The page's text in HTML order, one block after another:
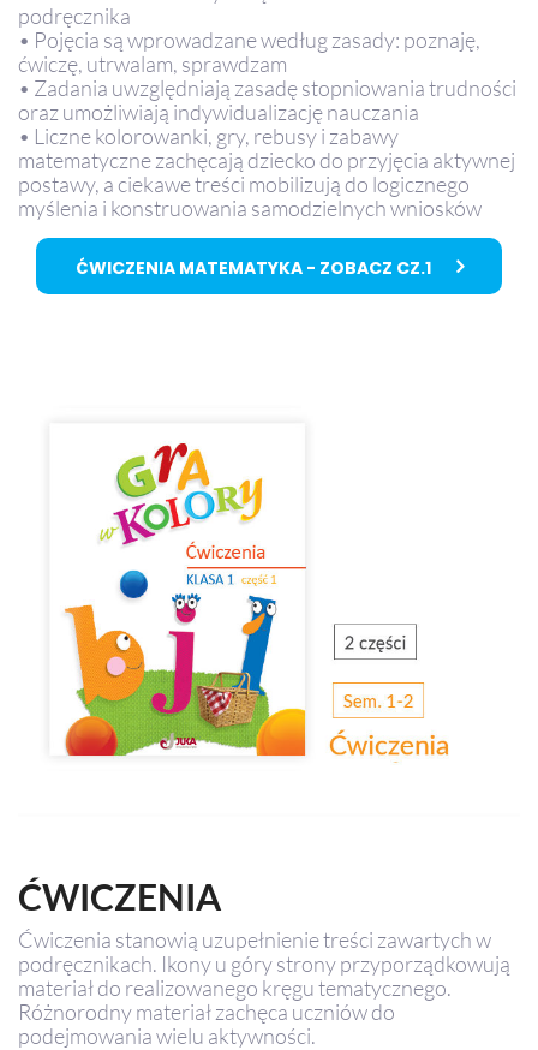
podręcznika
• Pojęcia są wprowadzane według zasady: poznaję,
ćwiczę, utrwalam, sprawdzam
• Zadania uwzględniają zasadę stopniowania trudności
oraz umożliwiają indywidualizację nauczania
• Liczne kolorowanki, gry, rebusy i zabawy
matematyczne zachęcają dziecko do przyjęcia aktywnej
postawy, a ciekawe treści mobilizują do logicznego
myślenia i konstruowania samodzielnych wniosków
ĆWICZENIA MATEMATYKA - ZOBACZ CZ.1
ĆWICZENIA
Ćwiczenia stanowią uzupełnienie treści zawartych w
podręcznikach. Ikony u góry strony przyporządkowują
materiał do realizowanego kręgu tematycznego.
Różnorodny materiał zachęca uczniów do
podejmowania wielu aktywności.